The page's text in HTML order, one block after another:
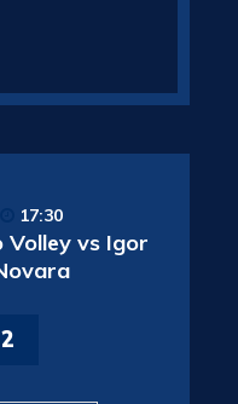
17:30
Volley vs Igor
2